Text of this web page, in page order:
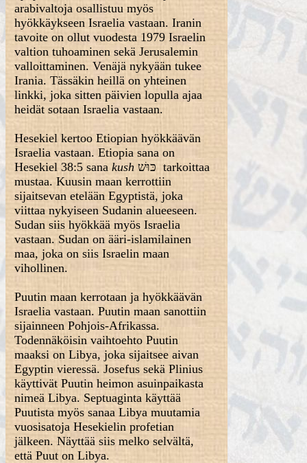
arabivaltoja osallistuu myös
hyökkäykseen Israelia vastaan. Iranin
tavoite on ollut vuodesta 1979 Israelin
valtion tuhoaminen sekä Jerusalemin
valloittaminen. Venäjä nykyään tukee
Irania. Tässäkin heillä on yhteinen
linkki, joka sitten päivien lopulla ajaa
heidät sotaan Israelia vastaan.
Hesekiel kertoo Etiopian hyökkäävän
Israelia vastaan. Etiopia sana on
Hesekiel 38:5 sanakushכּוּשׁ tarkoittaa
mustaa. Kuusin maan kerrottiin
sijaitsevan etelään Egyptistä, joka
viittaa nykyiseen Sudanin alueeseen.
Sudan siis hyökkää myös Israelia
vastaan. Sudan on ääri-islamilainen
maa, joka on siis Israelin maan
vihollinen.
Puutin maan kerrotaan ja hyökkäävän
Israelia vastaan. Puutin maan sanottiin
sijainneen Pohjois-Afrikassa.
Todennäköisin vaihtoehto Puutin
maaksi on Libya, joka sijaitsee aivan
Egyptin vieressä. Josefus sekä Plinius
käyttivät Puutin heimon asuinpaikasta
nimeä Libya. Septuaginta käyttää
Puutista myös sanaa Libya muutamia
vuosisatoja Hesekielin profetian
jälkeen. Näyttää siis melko selvältä,
että Puut on Libya.